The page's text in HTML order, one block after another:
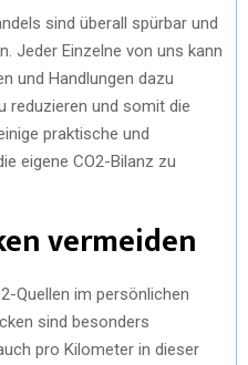
sind überall spürbar und
Jeder Einzelne von uns kann
und Handlungen dazu
reduzieren und somit die
praktische und
eigene CO2-Bilanz zu
vermeiden
Quellen im persönlichen
sind besonders
pro Kilometer in dieser